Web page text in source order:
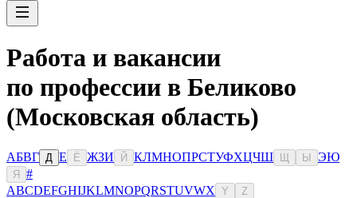
Работа и вакансии
по профессии в Беликово
(Московская область)
АБВГ Д Е Ё ЖЗИ Й КЛМНОПРСТУФХЦЧШ Ы ЭЮ
Я
#
ABCDEFGHIJKLMNOPQRSTUVWX Y Z